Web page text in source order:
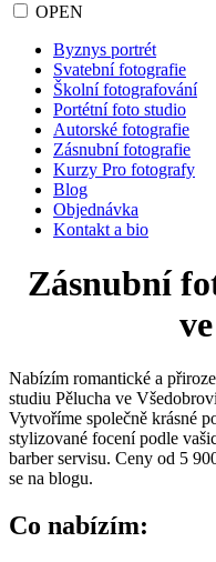
OPEN
Byznys portrét
Svatební fotografie
Školní fotografování
Portétní foto studio
Autorské fotografie
Zásnubní fotografie
Kurzy Pro fotografy
Blog
Objednávka
Kontakt a bio
Zásnubní
Nabízím romantické a
studiu Pělucha ve
Vytvoříme společně krásné
stylizované focení podle
barber servisu. Ceny od 5
se na blogu.
Co nabízím: